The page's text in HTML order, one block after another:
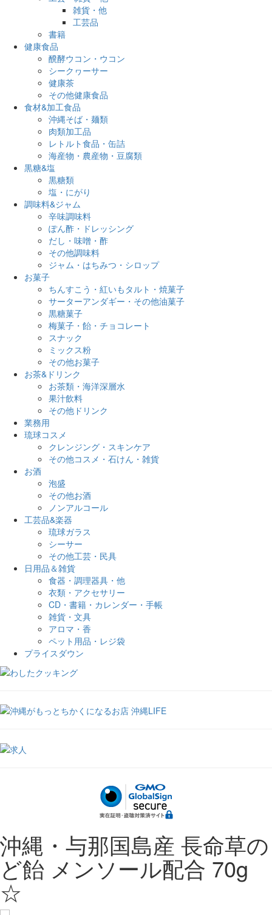
雑貨・他
工芸品
書籍
健康食品
醗酵ウコン・ウコン
シークヮーサー
健康茶
その他健康食品
食材&加工食品
沖縄そば・麺類
肉類加工品
レトルト食品・缶詰
海産物・農産物・豆腐類
黒糖&塩
黒糖類
塩・にがり
調味料&ジャム
辛味調味料
ぽん酢・ドレッシング
だし・味噌・酢
その他調味料
ジャム・はちみつ・シロップ
お菓子
ちんすこう・紅いもタルト・焼菓子
サーターアンダギー・その他油菓子
黒糖菓子
梅菓子・飴・チョコレート
スナック
ミックス粉
その他お菓子
お茶&ドリンク
お茶類・海洋深層水
果汁飲料
その他ドリンク
業務用
琉球コスメ
クレンジング・スキンケア
その他コスメ・石けん・雑貨
お酒
泡盛
その他お酒
ノンアルコール
工芸品&楽器
琉球ガラス
シーサー
その他工芸・民具
日用品＆雑貨
食器・調理器具・他
衣類・アクセサリー
CD・書籍・カレンダー・手帳
雑貨・文具
アロマ・香
ペット用品・レジ袋
プライスダウン
沖縄・与那国島産 長命草の
ど飴 メンソール配合 70g
☆